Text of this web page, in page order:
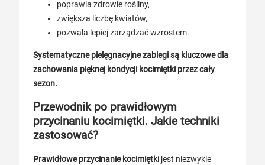
poprawia zdrowie rośliny,
zwiększa liczbę kwiatów,
pozwala lepiej zarządzać wzrostem.
Systematyczne pielęgnacyjne zabiegi są kluczowe dla
zachowania pięknej kondycji kocimiętki przez cały
sezon.
Przewodnik po prawidłowym
przycinaniu kocimiętki. Jakie techniki
zastosować?
Prawidłowe przycinanie kocimiętki jest niezwykle